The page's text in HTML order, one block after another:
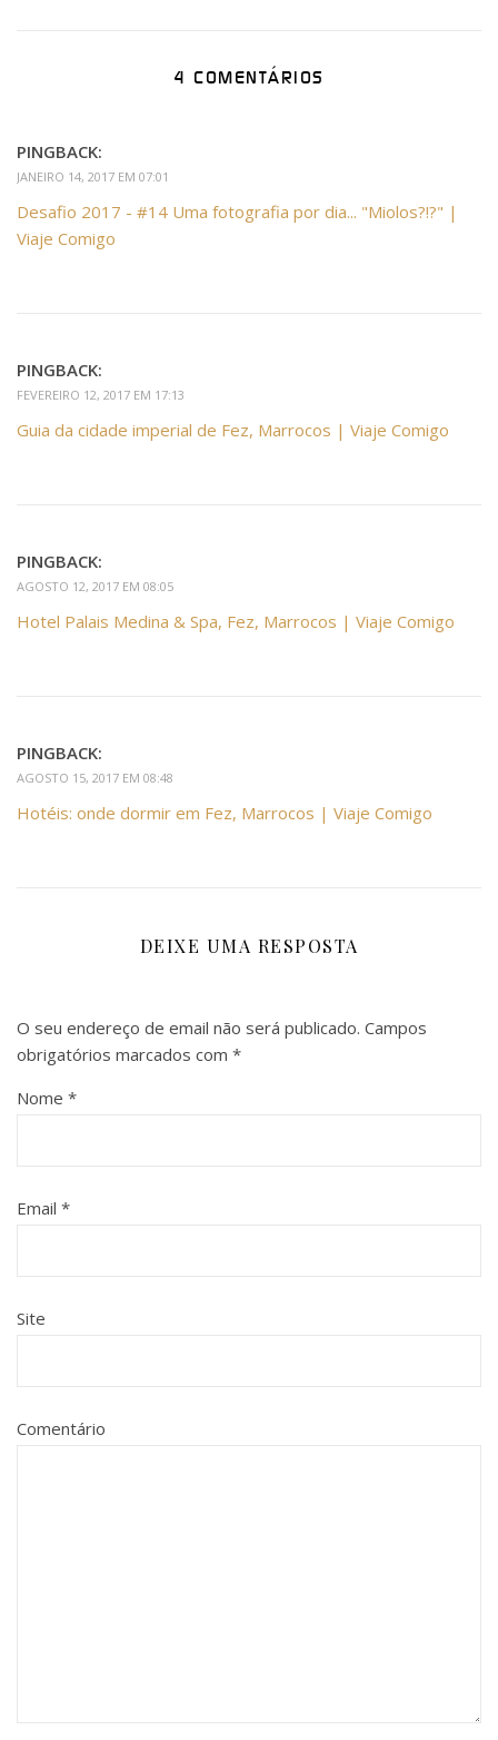
4 COMENTÁRIOS
PINGBACK:
JANEIRO 14, 2017 EM 07:01
Desafio 2017 - #14 Uma fotografia por dia... "Miolos?!?" |
Viaje Comigo
PINGBACK:
FEVEREIRO 12, 2017 EM 17:13
Guia da cidade imperial de Fez, Marrocos | Viaje Comigo
PINGBACK:
AGOSTO 12, 2017 EM 08:05
Hotel Palais Medina & Spa, Fez, Marrocos | Viaje Comigo
PINGBACK:
AGOSTO 15, 2017 EM 08:48
Hotéis: onde dormir em Fez, Marrocos | Viaje Comigo
DEIXE UMA RESPOSTA
O seu endereço de email não será publicado. Campos
obrigatórios marcados com *
Nome *
Email *
Site
Comentário